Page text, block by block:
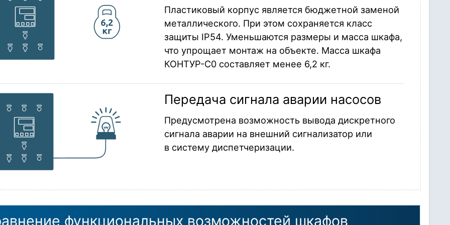
Пластиковый корпус является бюджетной заменой
металлического. При этом сохраняется класс
защиты IP54. Уменьшаются размеры и масса шкафа,
что упрощает монтаж на объекте. Масса шкафа
КОНТУР-C0 составляет менее 6,2 кг.
Передача сигнала аварии насосов
Предусмотрена возможность вывода дискретного
сигнала аварии на внешний сигнализатор или
в систему диспетчеризации.
функциональных возможностей шкафов